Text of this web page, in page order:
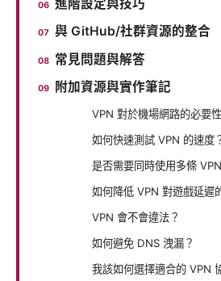
進階設定與技巧
與 GitHub/社群資源的整合
常見問題與解答
附加資源與實作筆記
VPN 對於機場網路的必要
如何快速測試 VPN 的速度
是否需要同時使用多條
如何降低 VPN 對遊戲延遲
VPN 會不會違法？
如何避免 DNS 洩漏？
我該如何選擇適合的 VPN